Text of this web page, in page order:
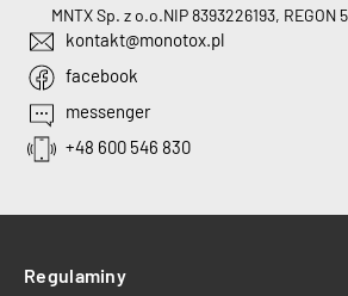
MNTX Sp. z o.o.NIP 8393226193, REGON
kontakt@monotox.pl
facebook
messenger
+48 600 546 830
Regulaminy